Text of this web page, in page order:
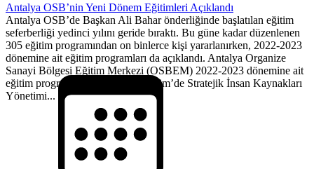
Antalya OSB’nin Yeni Dönem Eğitimleri Açıklandı
Antalya OSB’de Başkan Ali Bahar önderliğinde başlatılan eğitim
seferberliği yedinci yılını geride bıraktı. Bu güne kadar düzenlenen
305 eğitim programından on binlerce kişi yararlanırken, 2022-2023
dönemine ait eğitim programları da açıklandı. Antalya Organize
Sanayi Bölgesi Eğitim Merkezi (OSBEM) 2022-2023 dönemine ait
eğitim programlarını açıkladı. 5 Ekim’de Stratejik İnsan Kaynakları
Yönetimi...